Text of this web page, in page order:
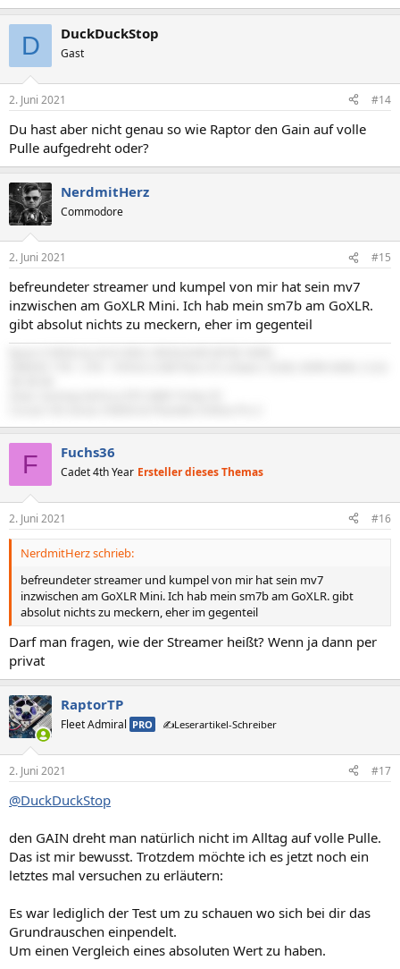
D DuckDuckStop
Gast
2. Juni 2021 #14
Du hast aber nicht genau so wie Raptor den Gain auf volle
Pulle aufgedreht oder?
NerdmitHerz
Commodore
2. Juni 2021 #15
befreundeter streamer und kumpel von mir hat sein mv7
inzwischen am GoXLR Mini. Ich hab mein sm7b am GoXLR.
gibt absolut nichts zu meckern, eher im gegenteil
F Fuchs36
Cadet 4th Year Ersteller dieses Themas
2. Juni 2021 #16
NerdmitHerz schrieb:
befreundeter streamer und kumpel von mir hat sein mv7
inzwischen am GoXLR Mini. Ich hab mein sm7b am GoXLR. gibt
absolut nichts zu meckern, eher im gegenteil
Darf man fragen, wie der Streamer heißt? Wenn ja dann per
privat
RaptorTP
Fleet Admiral PRO ✍️Leserartikel-Schreiber
2. Juni 2021 #17
@DuckDuckStop
den GAIN dreht man natürlich nicht im Alltag auf volle Pulle.
Das ist mir bewusst. Trotzdem möchte ich es jetzt noch ein
letztes mal versuchen zu erläutern:
Es war lediglich der Test um zu schauen wo sich bei dir das
Grundrauschen einpendelt.
Um einen Vergleich eines absoluten Wert zu haben.